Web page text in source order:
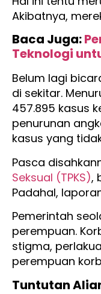
Akibatnya,
Baca Juga:
Teknologi
Belum lagi
di sekitar.
457.895 kasus
penurunan
kasus yang
Pasca
Seksual (TPKS),
Padahal,
Pemerintah
perempuan.
stigma,
perempuan
Tuntutan